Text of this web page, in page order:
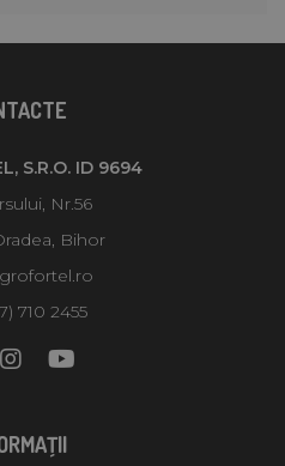
S.R.O. ID 9694
Nr.56
Bihor
710 2455